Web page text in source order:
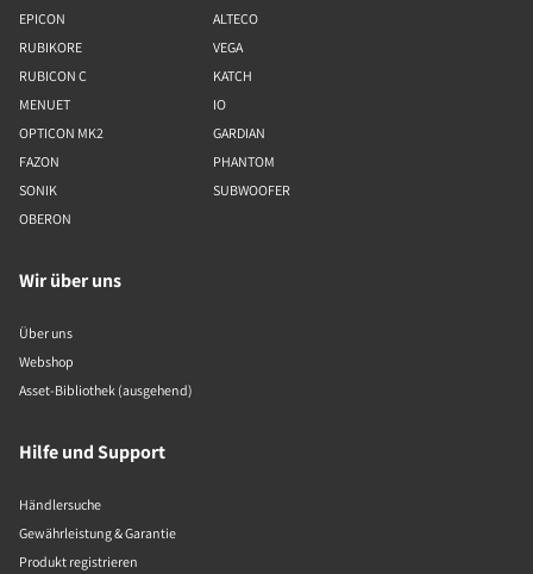
EPICON
RUBIKORE
RUBICON C
MENUET
OPTICON MK2
FAZON
SONIK
OBERON
ALTECO
VEGA
KATCH
IO
GARDIAN
PHANTOM
SUBWOOFER
Wir über uns
Über uns
Webshop
Asset-Bibliothek (ausgehend)
Hilfe und Support
Händlersuche
Gewährleistung & Garantie
Produkt registrieren